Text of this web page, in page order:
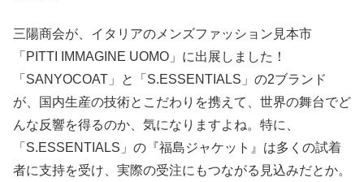
三陽商会が、イタリアのメンズファッション見本市
「PITTI IMMAGINE UOMO」に出展しました！
「SANYOCOAT」と「S.ESSENTIALS」の2ブランド
が、国内生産の技術とこだわりを携えて、世界の舞台でど
んな反響を得るのか、気になりますよね。特に、
「S.ESSENTIALS」の『福島ジャケット』は多くの試着
者に支持を受け、実際の受注にもつながる見込みだとか。